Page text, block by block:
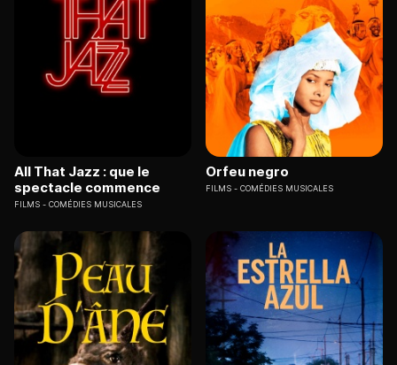
All That Jazz : que le
spectacle commence
FILMS COMÉDIES MUSICALES
Orfeu negro
FILMS COMÉDIES MUSICALES